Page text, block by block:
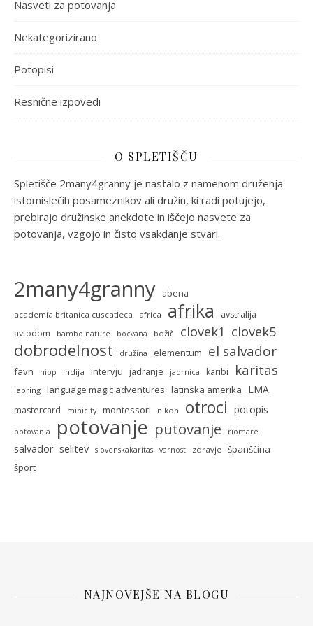
Nasveti za potovanja
Nekategorizirano
Potopisi
Resnične izpovedi
O SPLETIŠČU
Spletišče 2many4granny je nastalo z namenom druženja
istomislečih posameznikov ali družin, ki radi potujejo,
prebirajo družinske anekdote in iščejo nasvete za
potovanja, vzgojo in čisto vsakdanje stvari.
2many4granny abena
academia britanica cuscatleca africa afrika
avstralija
avtodom
bambo nature bocvana božič clovek1 clovek5
dobrodelnost družina elementum el salvador
favn hipp indija intervju jadranje jadrnica karibi karitas
labring language magic adventures latinska amerika LMA
mastercard minicity montessori nikon otroci potopis
potovanja potovanje putovanje riomare
salvador selitev slovenskakaritas varnost zdravje španščina
šport
NAJNOVEJŠE NA BLOGU